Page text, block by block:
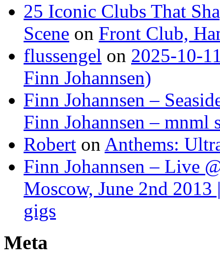
25 Iconic Clubs That
Scene on Front Club,
flussengel on 2025-10-
Finn Johannsen)
Finn Johannsen –
Finn Johannsen – mnml
Robert on Anthems:
Finn Johannsen – Live
Moscow, June 2nd 2013
gigs
Meta